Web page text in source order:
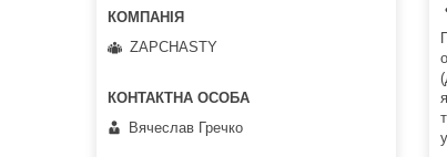
ZAPCHASTY
Вячеслав Гречко